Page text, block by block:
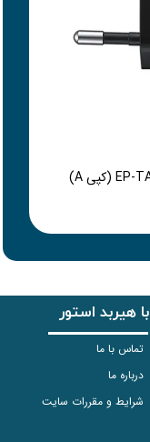
با هیربد استور
تماس با ما
درباره ما
شرایط و مقررات سایت